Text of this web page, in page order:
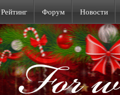
Рейтинг Форум Новости